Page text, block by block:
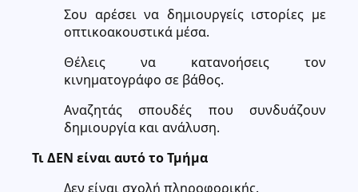
Σου αρέσει να δημιουργείς ιστορίες με
οπτικοακουστικά μέσα.
Θέλεις να κατανοήσεις τον
κινηματογράφο σε βάθος.
Αναζητάς σπουδές που συνδυάζουν
δημιουργία και ανάλυση.
Τι ΔΕΝ είναι αυτό το Τμήμα
Δεν είναι σχολή πληροφορικής.